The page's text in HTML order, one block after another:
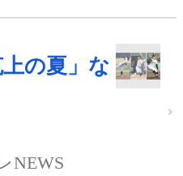
の夏」な
NEWS